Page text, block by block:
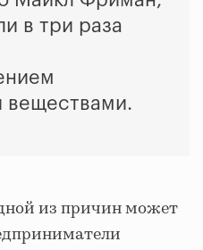
в три раза
веществами.
из причин может